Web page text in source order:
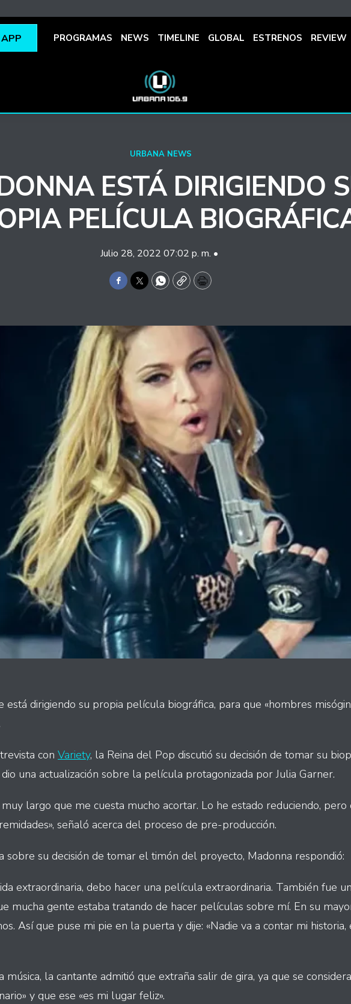
APP PROGRAMAS NEWS TIMELINE GLOBAL ESTRENOS REVIEW
URBANA NEWS
ESTÁ DIRIGIENDO
PELÍCULA
Julio 28, 2022 07:02 p. m. •
Facebook
TwitterWhatsApp
CopyPrint
está dirigiendo su propia película biográfica, para que «hombres
con Variety, la Reina del Pop discutió su decisión de tomar su
una actualización sobre la película protagonizada por Julia Garner.
largo que me cuesta mucho acortar. Lo he estado reduciendo, pero
señaló acerca del proceso de pre-producción.
sobre su decisión de tomar el timón del proyecto, Madonna respondió:
extraordinaria, debo hacer una película extraordinaria. También fue
mucha gente estaba tratando de hacer películas sobre mí. En su
Así que puse mi pie en la puerta y dije: «Nadie va a contar mi historia,
música, la cantante admitió que extraña salir de gira, ya que se
y que ese «es mi lugar feliz».